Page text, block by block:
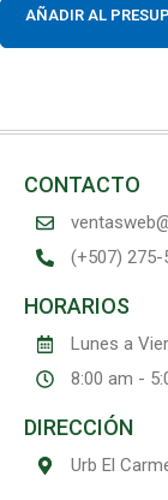
AÑADIR AL
CONTACTO
(+507) 275-
HORARIOS
Lunes a
8:00 am -
DIRECCIÓN
Urb El